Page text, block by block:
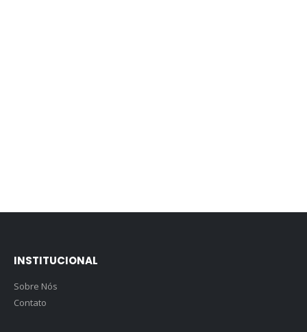
INSTITUCIONAL
Sobre Nós
Contato